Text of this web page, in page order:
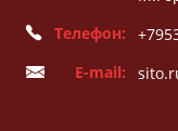
Телефон:
E-mail: